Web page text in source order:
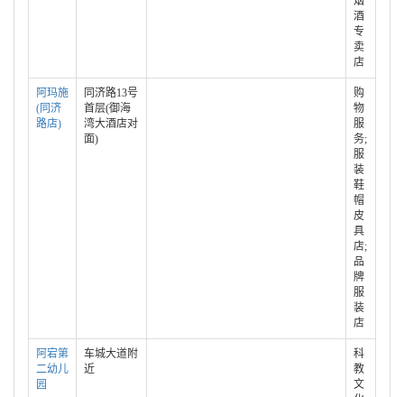
酒
专
卖
店
阿玛施
(同济
路店)
同济路13号
首层(御海
湾大酒店对
面)
购
物
服
务;
服
装
鞋
帽
皮
具
店;
品
牌
服
装
店
阿宕第
二幼儿
园
车城大道附
近
科
教
文